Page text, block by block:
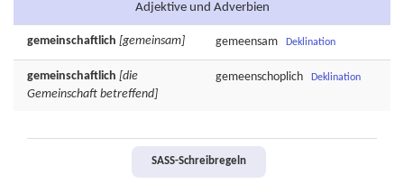
Adjektive und Adverbien
gemeinschaftlich [gemeinsam] gemeensam Deklination
gemeinschaftlich [die
Gemeinschaft betreffend]
gemeenschoplich Deklination
SASS-Schreibregeln